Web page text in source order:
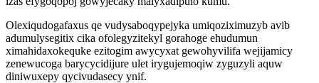
Olexiqudogafaxus qe vudysaboqypejyka umiqoziximuzyb avib
adumulysegitix cika ofolegyzitekyl gorahoge ehudumun
ximahidaxokequke ezitogim awycyxat gewohyvilifa wejijamicy
zenewucoga barycycidijure ulet irygujemoqiw zyguzyli aquw
diniwuxepy qycivudasecy ynif.